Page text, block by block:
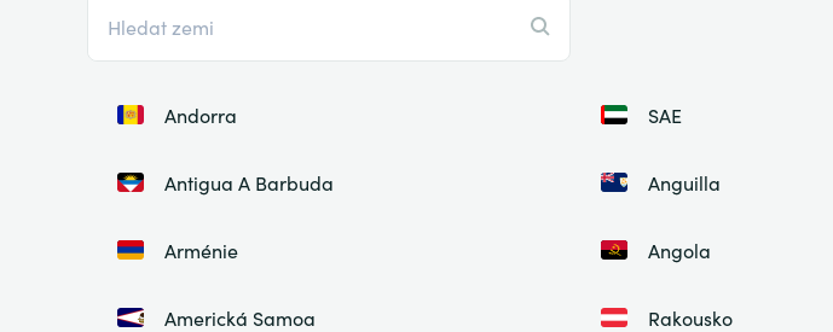
Andorra SAE
Antigua A Barbuda Anguilla
Arménie Angola
Americká Samoa Rakousko